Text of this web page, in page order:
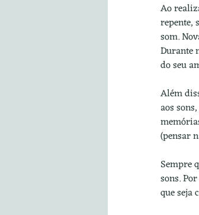
Ao
repente,
som.
Durante
do seu
Além
aos
(pensar
Sempre
sons.
que seja